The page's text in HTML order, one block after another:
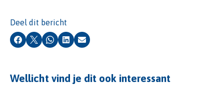
Deel dit bericht
Facebook
X Whatsapp
LinkedInE-mail
Wellicht vind je dit ook interessant